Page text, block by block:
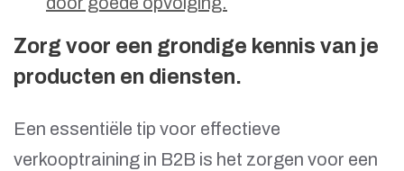
Zorg voor een grondige kennis van je
producten en diensten.
Een essentiële tip voor effectieve
verkooptraining in B2B is het zorgen voor een